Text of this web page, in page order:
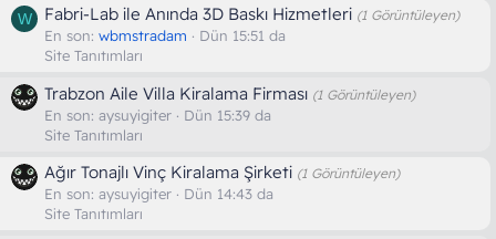
W Fabri-Lab ile Anında 3D Baskı Hizmetleri (1 Görüntüleyen)
En son: wbmstradam
Dün 15:51 da
Site Tanıtımları
Trabzon Aile Villa Kiralama Firması (1 Görüntüleyen)
En son: aysuyigiter
Dün 15:39 da
Site Tanıtımları
Ağır Tonajlı Vinç Kiralama Şirketi (1 Görüntüleyen)
En son: aysuyigiter
Dün 14:43 da
Site Tanıtımları